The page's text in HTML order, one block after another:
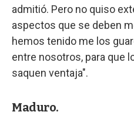
admitió. Pero no quiso
aspectos que se deben
hemos tenido me los
entre nosotros, para que
saquen ventaja".
Maduro.